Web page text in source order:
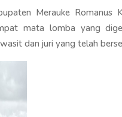
Merauke Romanus
mata lomba yang
dan juri yang telah